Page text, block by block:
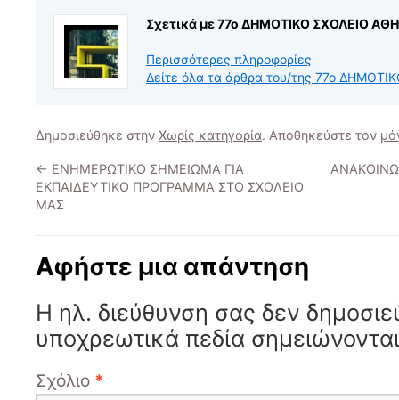
Σχετικά με 77ο ΔΗΜΟΤΙΚΟ ΣΧΟΛΕΙΟ
Περισσότερες πληροφορίες
Δείτε όλα τα άρθρα του/της 77ο
Δημοσιεύθηκε στην Χωρίς κατηγορία. Αποθηκεύστε τον
← ΕΝΗΜΕΡΩΤΙΚΟ ΣΗΜΕΙΩΜΑ ΓΙΑ
ΕΚΠΑΙΔΕΥΤΙΚΟ ΠΡΟΓΡΑΜΜΑ ΣΤΟ ΣΧΟΛΕΙΟ
ΜΑΣ
Αφήστε μια απάντηση
Η ηλ. διεύθυνση σας δεν
υποχρεωτικά πεδία
Σχόλιο *